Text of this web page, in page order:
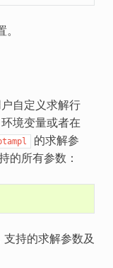
自定义求解行
环境变量或者在
的求解参
的所有参数：
支持的求解参数及